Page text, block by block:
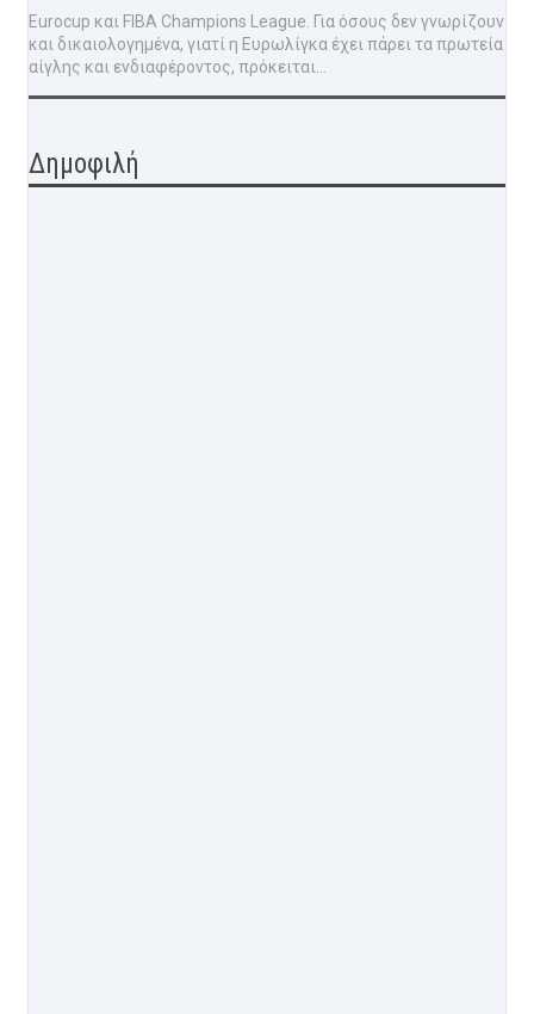
Eurocup και FIBA Champions League. Για όσους δεν γνωρίζουν
και δικαιολογημένα, γιατί η Ευρωλίγκα έχει πάρει τα πρωτεία
αίγλης και ενδιαφέροντος, πρόκειται...
Δημοφιλή